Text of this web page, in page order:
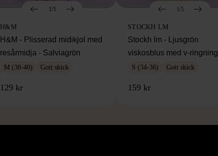
1/5
H&M
H&M - Plisserad midikjol med
resårmidja - Salviagrön
M (38-40) Gott skick
129 kr
1/5
STOCKH LM
Stockh lm - Ljusgrön
viskosblus med v-ringning
S (34-36) Gott skick
159 kr